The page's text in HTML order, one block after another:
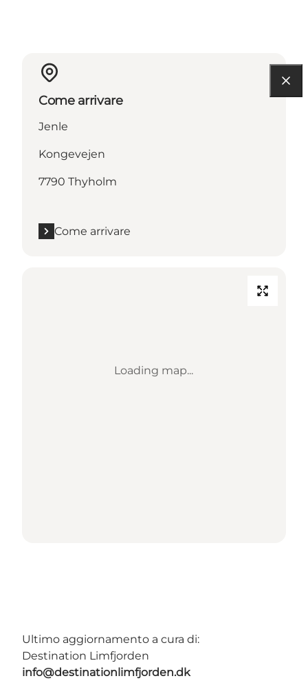
Come arrivare
Jenle
Kongevejen
7790 Thyholm
Come arrivare
Loading map...
Ultimo aggiornamento a cura di:
Destination Limfjorden
info@destinationlimfjorden.dk